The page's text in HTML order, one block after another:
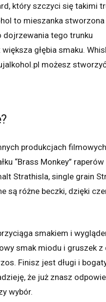
który szczyci się takimi
to mieszanka
dojrzewania tego trunku
głębia smaku.
możesz
produkcjach
“Brass Monkey”
Strathisla, single grain
są różne beczki, dzięki
smakiem i
smak miodu i gruszek
Finisz jest długi i
że już znasz
wybór.